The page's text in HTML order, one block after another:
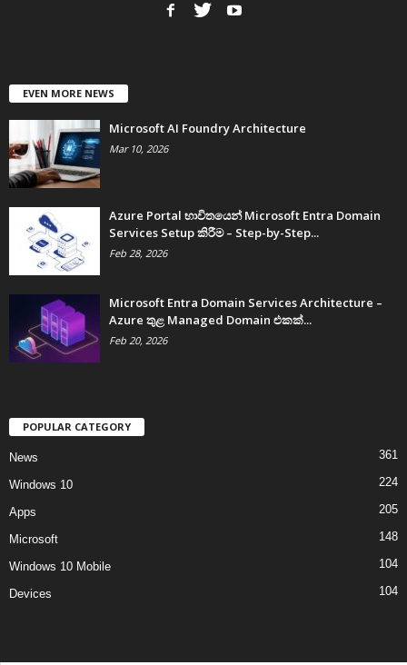
EVEN MORE NEWS
Microsoft AI Foundry Architecture
Mar 10, 2026
Azure Portal භාවිතයෙන් Microsoft Entra Domain
Services Setup කිරීම – Step-by-Step...
Feb 28, 2026
Microsoft Entra Domain Services Architecture –
Azure තුළ Managed Domain එකක්...
Feb 20, 2026
POPULAR CATEGORY
News 361
Windows 10 224
Apps 205
Microsoft 148
Windows 10 Mobile 104
Devices 104